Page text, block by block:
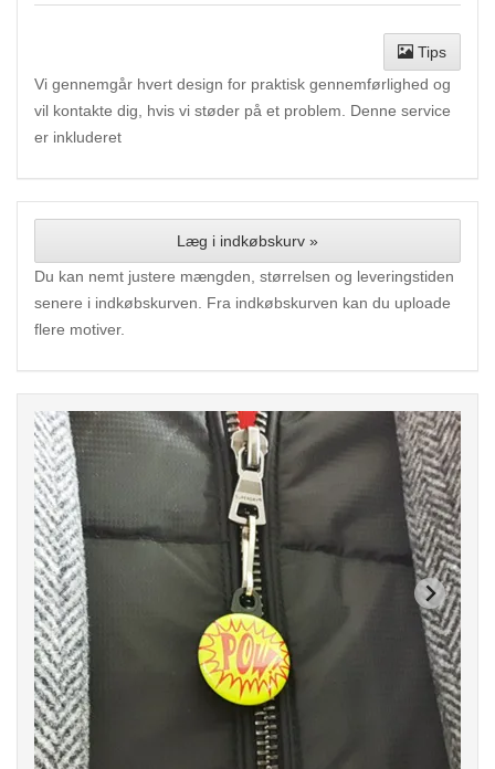
Tips
Vi gennemgår hvert design for praktisk gennemførlighed og
vil kontakte dig, hvis vi støder på et problem. Denne service
er inkluderet
Læg i indkøbskurv »
Du kan nemt justere mængden, størrelsen og leveringstiden
senere i indkøbskurven. Fra indkøbskurven kan du uploade
flere motiver.